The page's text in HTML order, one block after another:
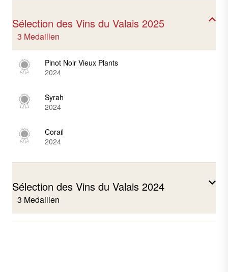
Sélection des Vins du Valais 2025
3 Medaillen
Pinot Noir Vieux Plants
2024
Syrah
2024
Corail
2024
Sélection des Vins du Valais 2024
3 Medaillen